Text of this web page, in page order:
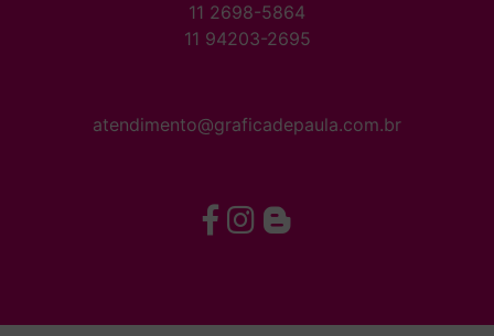
11 2698-5864
11 94203-2695
atendimento@graficadepaula.com.br